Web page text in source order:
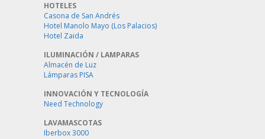
HOTELES
Casona de San Andrés
Hotel Manolo Mayo (Los Palacios)
Hotel Zaida
ILUMINACIÓN / LAMPARAS
Almacén de Luz
Lámparas PISA
INNOVACIÓN Y TECNOLOGÍA
Need Technology
LAVAMASCOTAS
Iberbox 3000